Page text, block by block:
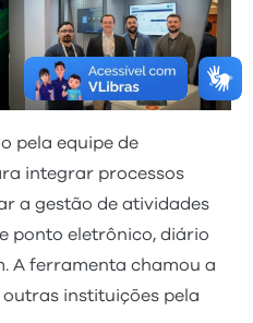
pela equipe de
integrar processos
a gestão de atividades
ponto eletrônico, diário
A ferramenta chamou a
instituições pela